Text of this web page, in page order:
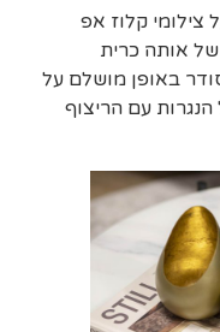
צילומי קלוז אפ
אותה כרית
באופן מושלם על
עם הריצוף